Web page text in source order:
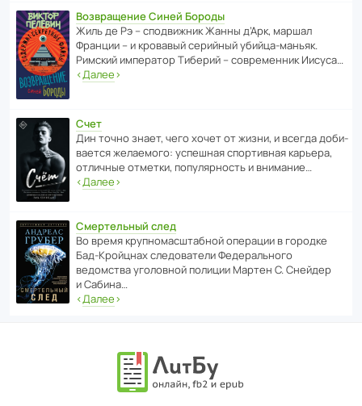
Возвращение Синей Бороды
Жиль де Рэ – спод­ви­жник Жанны д’Арк, маршал
Франции – и кровавый серийный убийца-маньяк.
Римский импе­ратор Тиберий – совре­менник Иисуса…
‹Далее›
Счет
Дин точно знает, чего хочет от жизни, и всегда доби­
ва­ется жела­е­мого: успе­шная спор­ти­вная карьера,
отли­чные отметки, попу­ля­р­ность и внимание…
‹Далее›
Смертельный след
Во время круп­но­мас­ш­та­бной операции в городке
Бад‑Крой­цнах следо­ва­тели Феде­раль­ного
ведомства уголо­вной полиции Мартен С. Снейдер
и Сабина…
‹Далее›